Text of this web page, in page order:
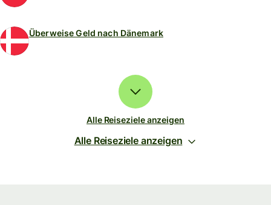
Überweise Geld nach Dänemark
Alle Reiseziele anzeigen
Alle Reiseziele anzeigen